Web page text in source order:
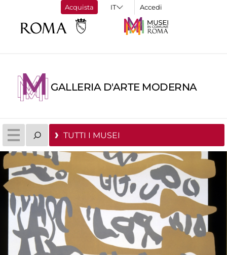
Acquista Accedi
GALLERIA D'ARTE MODERNA
TUTTI I MUSEI